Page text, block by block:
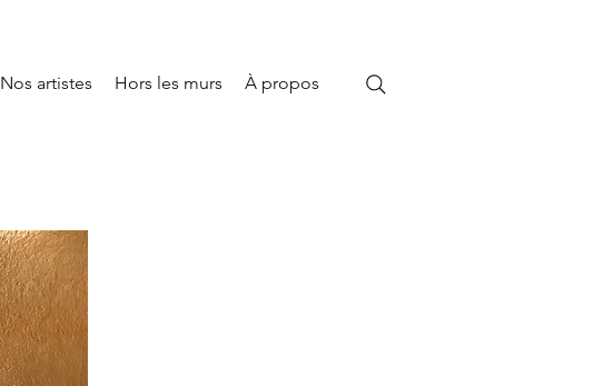
Nos artistes Hors les murs À propos